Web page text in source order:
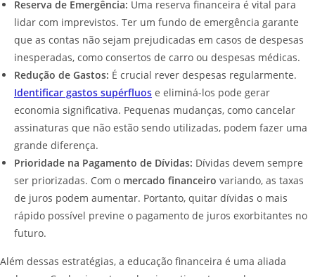
Reserva de Emergência: Uma reserva financeira é vital para
lidar com imprevistos. Ter um fundo de emergência garante
que as contas não sejam prejudicadas em casos de despesas
inesperadas, como consertos de carro ou despesas médicas.
Redução de Gastos: É crucial rever despesas regularmente.
Identificar gastos supérfluos e eliminá-los pode gerar
economia significativa. Pequenas mudanças, como cancelar
assinaturas que não estão sendo utilizadas, podem fazer uma
grande diferença.
Prioridade na Pagamento de Dívidas: Dívidas devem sempre
ser priorizadas. Com o mercado financeiro variando, as taxas
de juros podem aumentar. Portanto, quitar dívidas o mais
rápido possível previne o pagamento de juros exorbitantes no
futuro.
Além dessas estratégias, a educação financeira é uma aliada